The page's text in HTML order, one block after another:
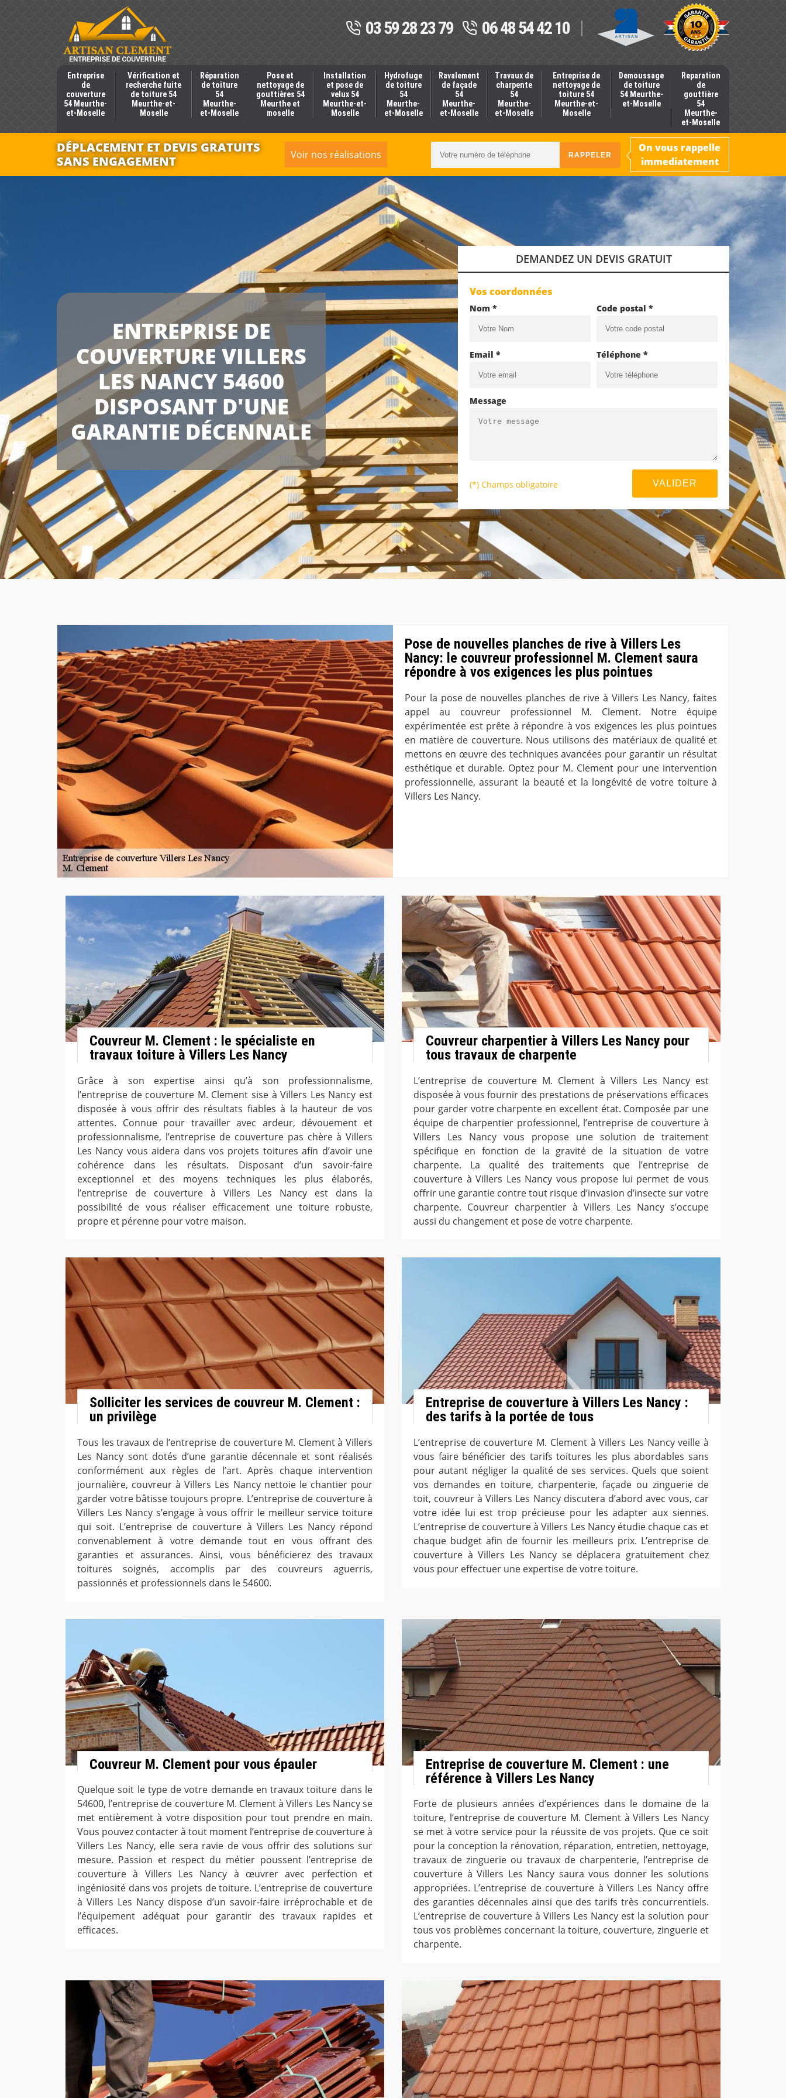
03 59 28 23 79 06 48 54 42 10
Entreprise
de
couverture
54 Meurthe-
et-Moselle
Vérification et
recherche fuite
de toiture 54
Meurthe-et-
Moselle
Réparation
de toiture
54
Meurthe-
et-Moselle
Pose et
nettoyage de
gouttières 54
Meurthe et
moselle
Installation
et pose de
velux 54
Meurthe-et-
Moselle
Hydrofuge
de toiture
54
Meurthe-
et-Moselle
Ravalement
de façade
54
Meurthe-
et-Moselle
Travaux de
charpente
54
Meurthe-
et-Moselle
Entreprise de
nettoyage de
toiture 54
Meurthe-et-
Moselle
Demoussage
de toiture
54 Meurthe-
et-Moselle
Reparation
de
gouttière
54
Meurthe-
et-Moselle
DÉPLACEMENT ET DEVIS GRATUITS
SANS ENGAGEMENT
Voir nos réalisations
On vous rappelle
immediatement
ENTREPRISE DE
COUVERTURE VILLERS
LES NANCY 54600
DISPOSANT D'UNE
GARANTIE DÉCENNALE
DEMANDEZ UN DEVIS GRATUIT
Vos coordonnées
Nom * Code postal *
Email * Téléphone *
Message
(*) Champs obligatoire
Pose de nouvelles planches de rive à Villers Les
Nancy: le couvreur professionnel M. Clement saura
répondre à vos exigences les plus pointues
Pour la pose de nouvelles planches de rive à Villers Les Nancy, faites
appel au couvreur professionnel M. Clement. Notre équipe
expérimentée est prête à répondre à vos exigences les plus pointues
en matière de couverture. Nous utilisons des matériaux de qualité et
mettons en œuvre des techniques avancées pour garantir un résultat
esthétique et durable. Optez pour M. Clement pour une intervention
professionnelle, assurant la beauté et la longévité de votre toiture à
Villers Les Nancy.
Couvreur M. Clement : le spécialiste en
travaux toiture à Villers Les Nancy
Grâce à son expertise ainsi qu’à son professionnalisme,
l’entreprise de couverture M. Clement sise à Villers Les Nancy est
disposée à vous offrir des résultats fiables à la hauteur de vos
attentes. Connue pour travailler avec ardeur, dévouement et
professionnalisme, l’entreprise de couverture pas chère à Villers
Les Nancy vous aidera dans vos projets toitures afin d’avoir une
cohérence dans les résultats. Disposant d’un savoir-faire
exceptionnel et des moyens techniques les plus élaborés,
l’entreprise de couverture à Villers Les Nancy est dans la
possibilité de vous réaliser efficacement une toiture robuste,
propre et pérenne pour votre maison.
Couvreur charpentier à Villers Les Nancy pour
tous travaux de charpente
L’entreprise de couverture M. Clement à Villers Les Nancy est
disposée à vous fournir des prestations de préservations efficaces
pour garder votre charpente en excellent état. Composée par une
équipe de charpentier professionnel, l’entreprise de couverture à
Villers Les Nancy vous propose une solution de traitement
spécifique en fonction de la gravité de la situation de votre
charpente. La qualité des traitements que l’entreprise de
couverture à Villers Les Nancy vous propose lui permet de vous
offrir une garantie contre tout risque d’invasion d’insecte sur votre
charpente. Couvreur charpentier à Villers Les Nancy s’occupe
aussi du changement et pose de votre charpente.
Solliciter les services de couvreur M. Clement :
un privilège
Tous les travaux de l’entreprise de couverture M. Clement à Villers
Les Nancy sont dotés d’une garantie décennale et sont réalisés
conformément aux règles de l’art. Après chaque intervention
journalière, couvreur à Villers Les Nancy nettoie le chantier pour
garder votre bâtisse toujours propre. L’entreprise de couverture à
Villers Les Nancy s’engage à vous offrir le meilleur service toiture
qui soit. L’entreprise de couverture à Villers Les Nancy répond
convenablement à votre demande tout en vous offrant des
garanties et assurances. Ainsi, vous bénéficierez des travaux
toitures soignés, accomplis par des couvreurs aguerris,
passionnés et professionnels dans le 54600.
Entreprise de couverture à Villers Les Nancy :
des tarifs à la portée de tous
L’entreprise de couverture M. Clement à Villers Les Nancy veille à
vous faire bénéficier des tarifs toitures les plus abordables sans
pour autant négliger la qualité de ses services. Quels que soient
vos demandes en toiture, charpenterie, façade ou zinguerie de
toit, couvreur à Villers Les Nancy discutera d’abord avec vous, car
votre idée lui est trop précieuse pour les adapter aux siennes.
L’entreprise de couverture à Villers Les Nancy étudie chaque cas et
chaque budget afin de fournir les meilleurs prix. L’entreprise de
couverture à Villers Les Nancy se déplacera gratuitement chez
vous pour effectuer une expertise de votre toiture.
Couvreur M. Clement pour vous épauler
Quelque soit le type de votre demande en travaux toiture dans le
54600, l’entreprise de couverture M. Clement à Villers Les Nancy se
met entièrement à votre disposition pour tout prendre en main.
Vous pouvez contacter à tout moment l’entreprise de couverture à
Villers Les Nancy, elle sera ravie de vous offrir des solutions sur
mesure. Passion et respect du métier poussent l’entreprise de
couverture à Villers Les Nancy à œuvrer avec perfection et
ingéniosité dans vos projets de toiture. L’entreprise de couverture
à Villers Les Nancy dispose d’un savoir-faire irréprochable et de
l’équipement adéquat pour garantir des travaux rapides et
efficaces.
Entreprise de couverture M. Clement : une
référence à Villers Les Nancy
Forte de plusieurs années d’expériences dans le domaine de la
toiture, l’entreprise de couverture M. Clement à Villers Les Nancy
se met à votre service pour la réussite de vos projets. Que ce soit
pour la conception la rénovation, réparation, entretien, nettoyage,
travaux de zinguerie ou travaux de charpenterie, l’entreprise de
couverture à Villers Les Nancy saura vous donner les solutions
appropriées. L’entreprise de couverture à Villers Les Nancy offre
des garanties décennales ainsi que des tarifs très concurrentiels.
L’entreprise de couverture à Villers Les Nancy est la solution pour
tous vos problèmes concernant la toiture, couverture, zinguerie et
charpente.